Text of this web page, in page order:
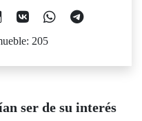
205
ser de su interés